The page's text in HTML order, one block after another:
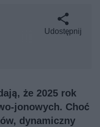
Udostępnij
że 2025 rok
jonowych. Choć
dynamiczny